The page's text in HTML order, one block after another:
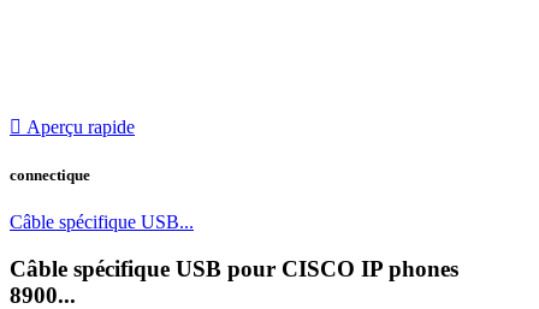
 Aperçu rapide
connectique
Câble spécifique USB...
Câble spécifique USB pour CISCO IP phones
8900...